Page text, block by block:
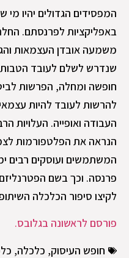
המפסידים הגדולים יהיו
באפליקציות לפרנסתם.
משמעה אובדן העצמאות
שנדרש לשלם לעובד הטבות
חופשה ומחלה, הפרשות
להרשות לעובד להיות
העבודה ואופייה. העלויות
הנראה את הפלטפורמות
המשתמשים ועוסקים רבים
פרנסה. וכך בשם הפטרנליזם
לקיצו סיפור הכלכלה
פורסם לראשונה בגלובס.
חופש העיסוק, כלכלה,